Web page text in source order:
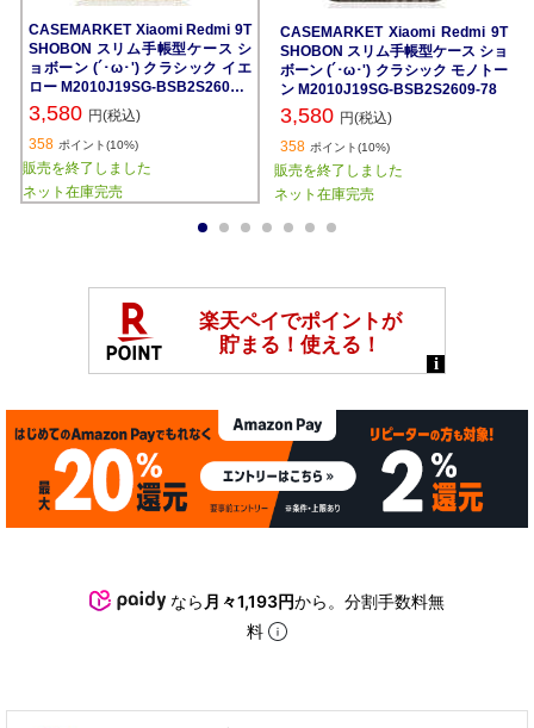
CASEMARKET Xiaomi Redmi 9T
SHOBON スリム手帳型ケース シ
ョボーン (´･ω･') クラシック イエ
ロー M2010J19SG-BSB2S2606-7
8
3,580 円(税込)
358 ポイント(10%)
販売を終了しました
ネット在庫完売
CASEMARKET Xiaomi Redmi 9T
SHOBON スリム手帳型ケース ショ
ボーン (´･ω･') クラシック モノトー
ン M2010J19SG-BSB2S2609-78
3,580 円(税込)
358 ポイント(10%)
販売を終了しました
ネット在庫完売
なら 月々1,193円から。分割手数料無
料